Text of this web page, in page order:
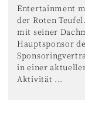
Entertainment
der Roten
mit seiner
Hauptsponsor
in einer
Aktivität ...